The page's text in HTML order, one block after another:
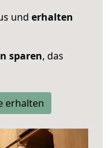
und erhalten
sparen, das
erhalten